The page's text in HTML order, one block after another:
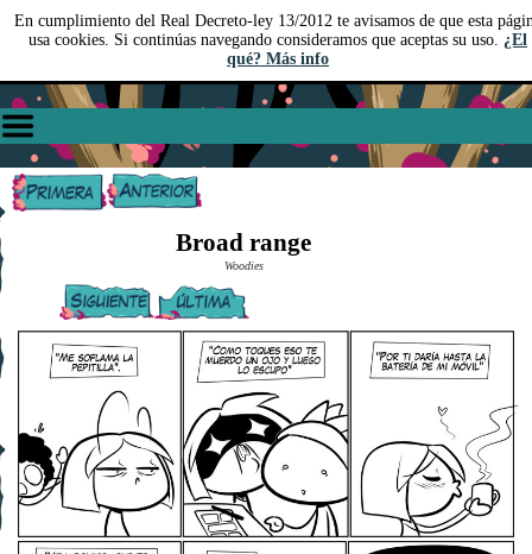
En cumplimiento del Real Decreto-ley 13/2012 te avisamos de que esta
usa cookies. Si continúas navegando consideramos que aceptas su uso. ¿El
qué? Más info
Broad range
Woodies